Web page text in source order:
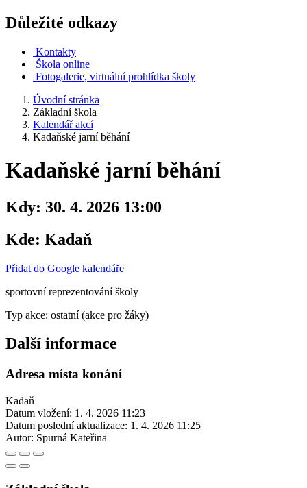
Důležité odkazy
Kontakty
Škola online
Fotogalerie, virtuální prohlídka školy
Úvodní stránka
Základní škola
Kalendář akcí
Kadaňské jarní běhání
Kadaňské jarní běhání
Kdy: 30. 4. 2026 13:00
Kde: Kadaň
Přidat do Google kalendáře
sportovní reprezentování školy
Typ akce: ostatní (akce pro žáky)
Další informace
Adresa místa konání
Kadaň
Datum vložení: 1. 4. 2026 11:23
Datum poslední aktualizace: 1. 4. 2026 11:25
Autor: Spurná Kateřina